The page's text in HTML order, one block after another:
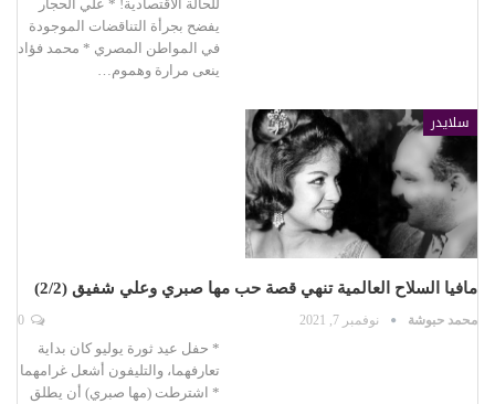
للحالة الاقتصادية! * علي الحجار
يفضح بجرأة التناقضات الموجودة
في المواطن المصري * محمد فؤاد
ينعى مرارة وهموم…
سلايدر
مافيا السلاح العالمية تنهي قصة حب مها صبري وعلي شفيق (2/2)
محمد حبوشة نوفمبر 7, 2021
* حفل عيد ثورة يوليو كان بداية
تعارفهما، والتليفون أشعل غرامهما
* اشترطت (مها صبري) أن يطلق